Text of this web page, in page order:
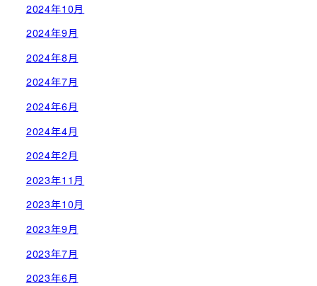
2024年10月
2024年9月
2024年8月
2024年7月
2024年6月
2024年4月
2024年2月
2023年11月
2023年10月
2023年9月
2023年7月
2023年6月